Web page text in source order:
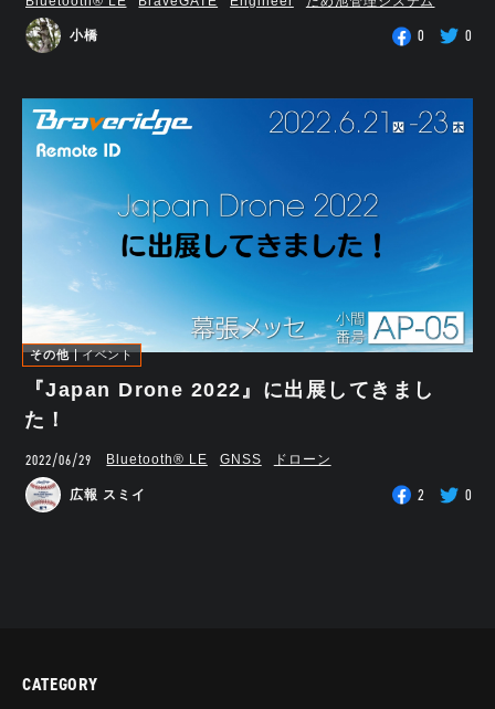
小橋 0 0
その他 イベント
『Japan Drone 2022』に出展してきまし
た！
2022/06/29 Bluetooth®︎ LE GNSS ドローン
広報 スミイ 2 0
CATEGORY